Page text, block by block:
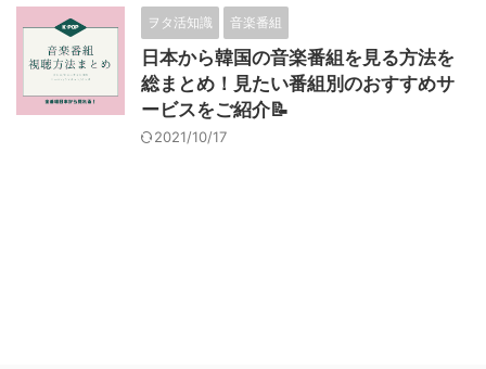
ヲタ活知識 音楽番組
日本から韓国の音楽番組を見る方法を
総まとめ！見たい番組別のおすすめサ
ービスをご紹介📝
2021/10/17